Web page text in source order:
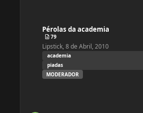
Pérolas da academia
79
Lipstick, 8 de Abril, 2010
academia
piadas
MODERADOR